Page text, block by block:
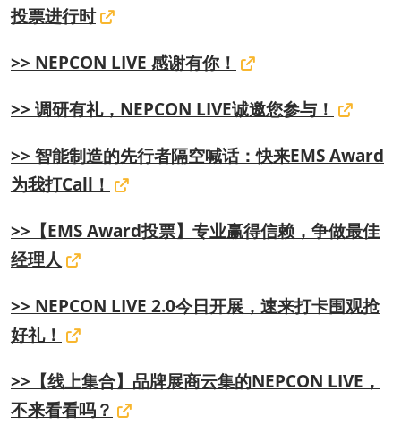
投票进行时
>> NEPCON LIVE 感谢有你！
>> 调研有礼，NEPCON LIVE诚邀您参与！
>> 智能制造的先行者隔空喊话：快来EMS Award
为我打Call！
>>【EMS Award投票】专业赢得信赖，争做最佳
经理人
>> NEPCON LIVE 2.0今日开展，速来打卡围观抢
好礼！
>>【线上集合】品牌展商云集的NEPCON LIVE，
不来看看吗？